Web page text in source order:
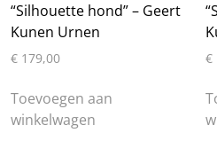
“Silhouette hond” – Geert
Kunen Urnen
€ 179,00
Toevoegen aan
winkelwagen
€